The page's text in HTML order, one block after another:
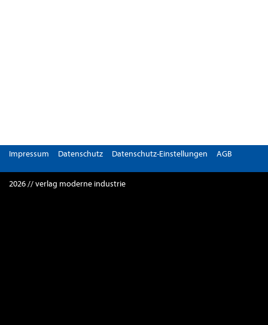
Impressum Datenschutz Datenschutz-Einstellungen AGB
2026 // verlag moderne industrie